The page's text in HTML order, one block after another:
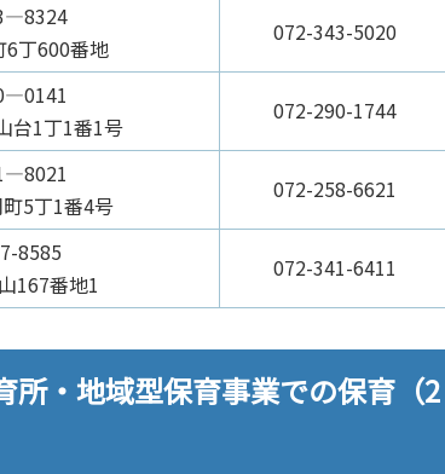
6丁600番地
072-343-5020
台1丁1番1号
072-290-1744
5丁1番4号
072-258-6621
8585
167番地1
072-341-6411
所・地域型保育事業での保育（2